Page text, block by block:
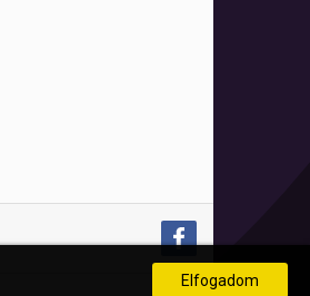
Elfogadom